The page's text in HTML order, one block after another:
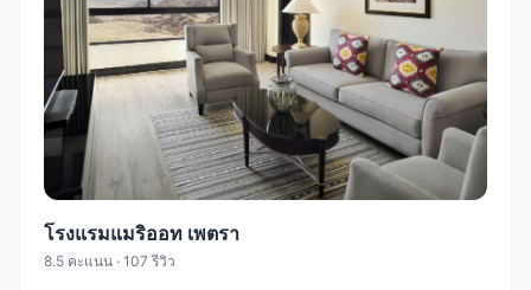
โรงแรมแมริออท เพตรา
8.5 คะแนน · 107 รีวิว